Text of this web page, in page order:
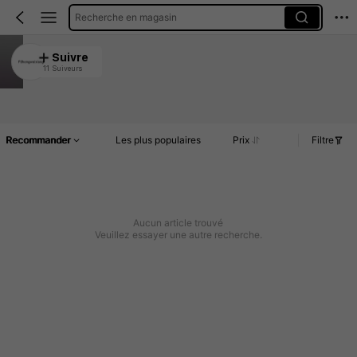
Recherche en magasin
FShongweixiang
4.72
Suivre
11 Suiveurs
Recommander Les plus populaires Prix Filtre
Aucun article trouvé
Veuillez essayer une autre recherche.